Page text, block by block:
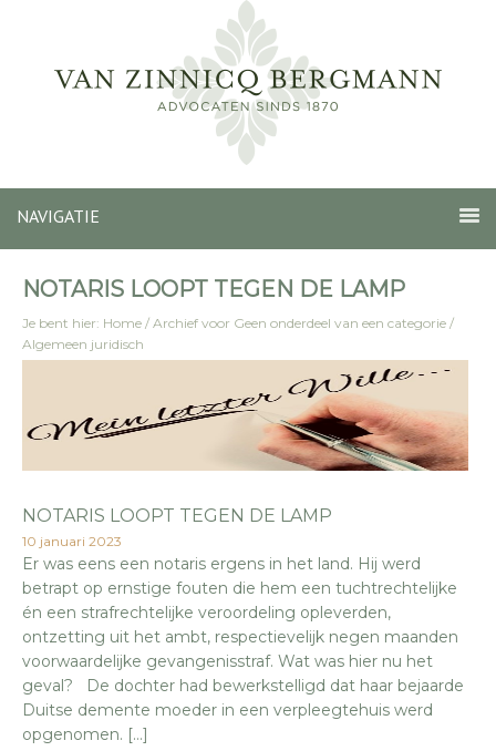
NAVIGATIE
NOTARIS LOOPT TEGEN DE LAMP
Je bent hier: Home / Archief voor Geen onderdeel van een categorie /
Algemeen juridisch
NOTARIS LOOPT TEGEN DE LAMP
10 januari 2023
Er was eens een notaris ergens in het land. Hij werd
betrapt op ernstige fouten die hem een tuchtrechtelijke
én een strafrechtelijke veroordeling opleverden,
ontzetting uit het ambt, respectievelijk negen maanden
voorwaardelijke gevangenisstraf. Wat was hier nu het
geval? De dochter had bewerkstelligd dat haar bejaarde
Duitse demente moeder in een verpleegtehuis werd
opgenomen. […]